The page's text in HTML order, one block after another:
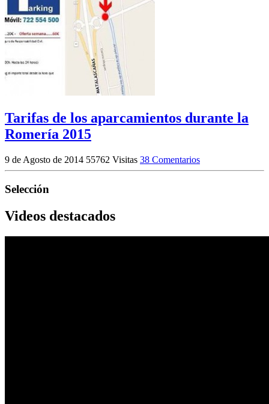
Tarifas de los aparcamientos durante la
Romería 2015
9 de Agosto de 2014 55762 Visitas 38 Comentarios
Selección
Videos destacados